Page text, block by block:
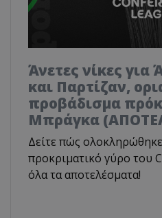
Άνετες νίκες για
και Παρτίζαν,
προβάδισμα
Μπράγκα
Δείτε πώς
προκριματικό γύρο του
όλα τα αποτελέσματα!